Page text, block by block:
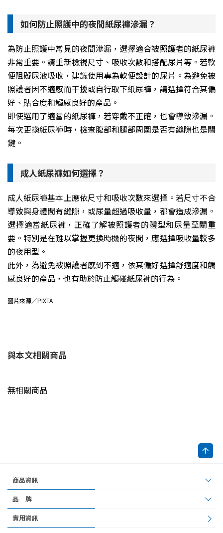
如何防止照護中的夜間紙尿褲滲漏？
為防止照護中常見的夜間滲漏，選擇適合被照護者的紙尿褲
非常重要。請重新檢視尺寸、吸收次數和搭配尿片等。若軟
便阻礙尿液吸收，建議使用專為軟便設計的尿片。為避免被
照護者因不適感而干擾或自行取下紙尿褲，請選擇符合其偏
好、貼合度和觸感良好的產品。
即使選用了適當的紙尿褲，若穿戴不正確，也會導致滲漏。
每次更換紙尿褲時，檢查腹部和腿部周圍是否有縫隙也是關
鍵。
成人紙尿褲如何選擇？
成人紙尿褲基本上應依尺寸和吸收次數來選擇。若尺寸不合
導致與身體間有縫隙，或尿量超過吸收量，都會造成滲漏。
選擇適當紙尿褲，正確了解被照護者的體型和尿量至關重
要。特別是在難以掌握更換時機的夜間，應選擇吸收量較多
的夜用型。
此外，為避免被照護者感到不適，依其偏好選擇舒適度和觸
感良好的產品，也有助於防止觸碰紙尿褲的行為。
圖片來源／PIXTA
與本文相關商品
無相關商品
商品資訊
品 牌
實用資訊